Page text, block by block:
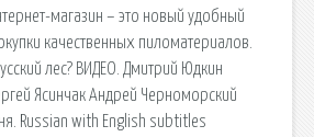
магазин – это новый удобный
качественных пиломатериалов.
лес? ВИДЕО. Дмитрий Юдкин
Ясинчак Андрей Черноморский
Russian with English subtitles